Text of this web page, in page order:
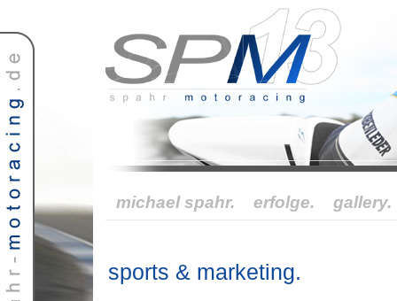
michael spahr. erfolge. gallery.
sports & marketing.